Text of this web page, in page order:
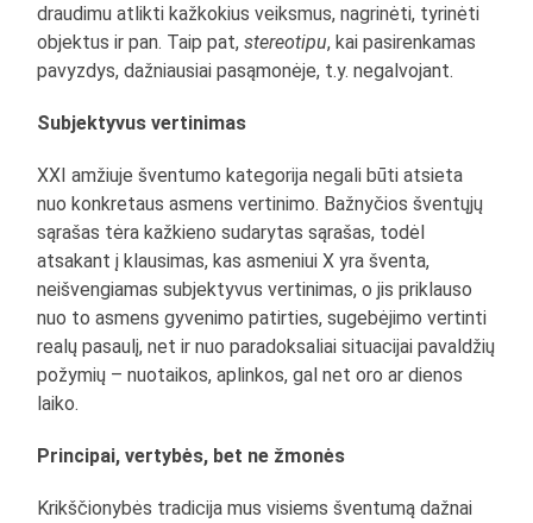
draudimu atlikti kažkokius veiksmus, nagrinėti, tyrinėti
objektus ir pan. Taip pat,stereotipu, kai pasirenkamas
pavyzdys, dažniausiai pasąmonėje, t.y. negalvojant.
Subjektyvus vertinimas
XXI amžiuje šventumo kategorija negali būti atsieta
nuo konkretaus asmens vertinimo. Bažnyčios šventųjų
sąrašas tėra kažkieno sudarytas sąrašas, todėl
atsakant į klausimas, kas asmeniui X yra šventa,
neišvengiamas subjektyvus vertinimas, o jis priklauso
nuo to asmens gyvenimo patirties, sugebėjimo vertinti
realų pasaulį, net ir nuo paradoksaliai situacijai pavaldžių
požymių – nuotaikos, aplinkos, gal net oro ar dienos
laiko.
Principai, vertybės, bet ne žmonės
Krikščionybės tradicija mus visiems šventumą dažnai